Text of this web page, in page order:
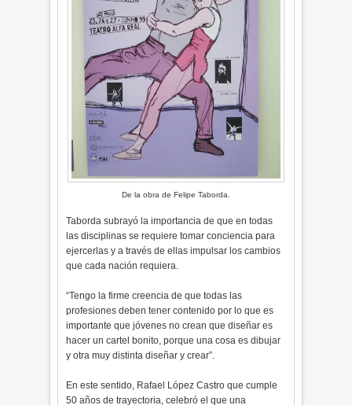
De la obra de Felipe Taborda.
Taborda subrayó la importancia de que en todas
las disciplinas se requiere tomar conciencia para
ejercerlas y a través de ellas impulsar los cambios
que cada nación requiera.
“Tengo la firme creencia de que todas las
profesiones deben tener contenido por lo que es
importante que jóvenes no crean que diseñar es
hacer un cartel bonito, porque una cosa es dibujar
y otra muy distinta diseñar y crear”.
En este sentido, Rafael López Castro que cumple
50 años de trayectoria, celebró el que una